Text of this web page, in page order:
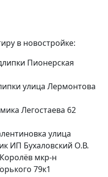
в новостройке:
Пионерская
улица Лермонтова
Легостаева 62
улица
ИП Бухаловский О.В.
мкр-н
79к1